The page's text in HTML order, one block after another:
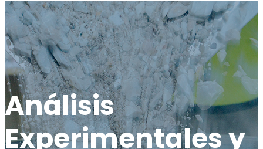
Análisis
Experimentales y